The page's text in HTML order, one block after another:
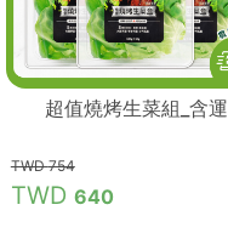
超值燒烤生菜組_含運
754
640